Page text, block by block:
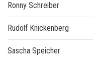
Ronny Schreiber
Rudolf Knickenberg
Sascha Speicher